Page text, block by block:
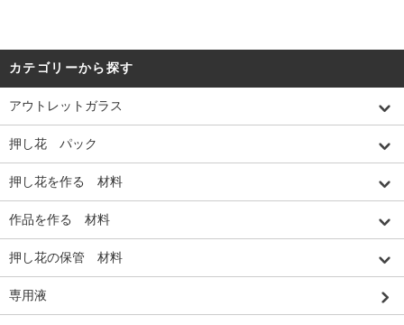
カテゴリーから探す
アウトレットガラス
押し花 パック
押し花を作る 材料
作品を作る 材料
押し花の保管 材料
専用液